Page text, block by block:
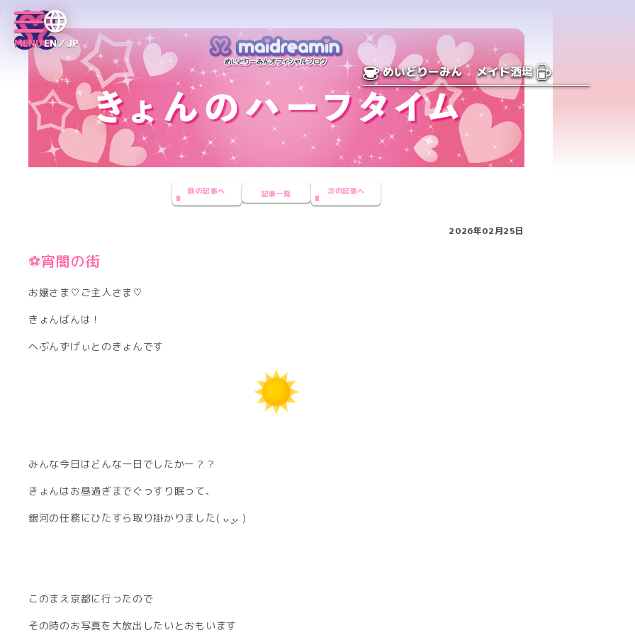
MENUEN／JP
めいどりーみん メイド酒場
前の記事へ 記事一覧 次の記事へ
2026年02月25日
⚽️宵闇の街
お嬢さま♡ご主人さま♡
きょんばんは！
へぶんずげぃとのきょんです
みんな今日はどんな一日でしたかー？？
きょんはお昼過ぎまでぐっすり眠って、
銀河の任務にひたすら取り掛かりました( ᴗ ̫ᴗ )
このまえ京都に行ったので
その時のお写真を大放出したいとおもいます